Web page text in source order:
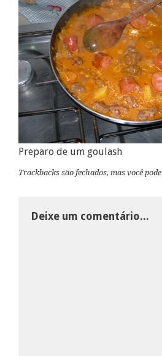
Preparo de um goulash
Trackbacks são fechados, mas você pode
Deixe um comentário...